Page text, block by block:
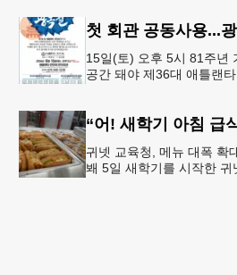
첫 회관 공동사용...
15일(토) 오후 5시 81주년
공간 돼야 제36대 애틀랜
“어! 새학기 아침 급
귀넷 교육청, 메뉴 대폭 확
봬 5일 새학기를 시작한 귀